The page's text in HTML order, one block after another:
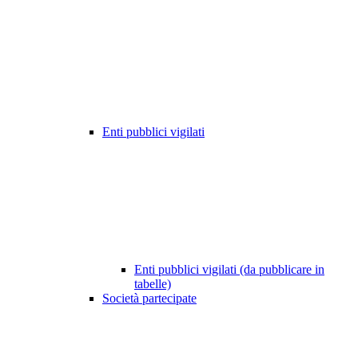
Enti pubblici vigilati
Enti pubblici vigilati (da pubblicare in
tabelle)
Società partecipate